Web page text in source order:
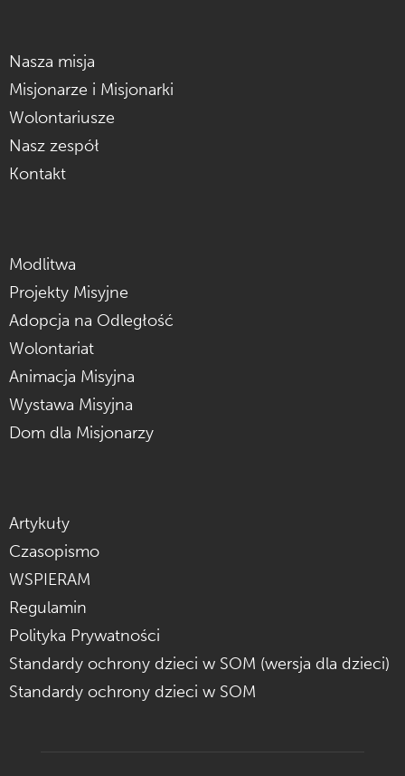
Nasza misja
Misjonarze i Misjonarki
Wolontariusze
Nasz zespół
Kontakt
Modlitwa
Projekty Misyjne
Adopcja na Odległość
Wolontariat
Animacja Misyjna
Wystawa Misyjna
Dom dla Misjonarzy
Artykuły
Czasopismo
WSPIERAM
Regulamin
Polityka Prywatności
Standardy ochrony dzieci w SOM (wersja dla dzieci)
Standardy ochrony dzieci w SOM